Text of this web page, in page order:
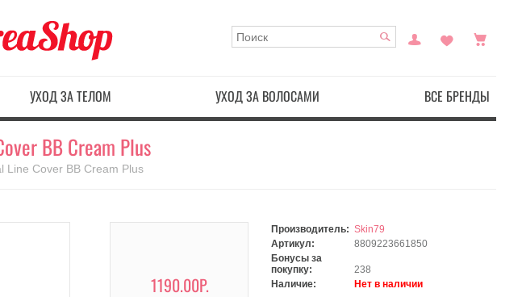
УХОД ЗА ТЕЛОМ УХОД ЗА ВОЛОСАМИ ВСЕ БРЕНДЫ
BB Cream Plus
Line Cover BB Cream Plus
1190.00Р.
Производитель: Skin79
Артикул:
8809223661850
Бонусы за
покупку:
238
Наличие:
Нет в наличии